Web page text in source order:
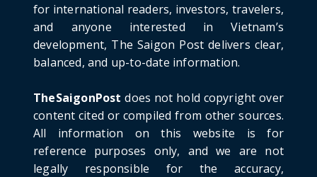
June 21, 2026
HOTNEWS
Prime Minister Lê Minh Hưng’s Visit to
Russia: A New Step Fo...
HOTNEWS
Politburo: Strictly Handle Acts of Using
Pirated Software, C...
June 21, 2026
for international readers, investors, travelers,
and anyone interested in Vietnam’s
development, The Saigon Post delivers clear,
balanced, and up-to-date information.
TheSaigonPost does not hold copyright over
content cited or compiled from other sources.
All information on this website is for
reference purposes only, and we are not
legally responsible for the accuracy,